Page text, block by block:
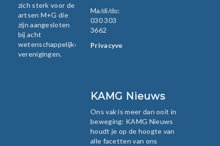
zich sterk voor de
artsen M+G die
zijn aangesloten
bij acht
wetenschappelijke
verenigingen.
Ma/di/do:
030 303
3662
Privacyverklaring
KAMG Nieuws
Ons vak is meer dan ooit in
beweging: KAMG Nieuws
houdt je op de hoogte van
alle facetten van ons